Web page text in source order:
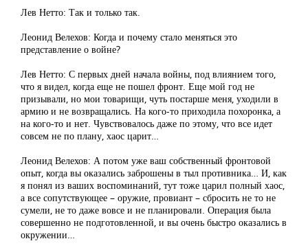
Лев Нетто: Так и только так.
Леонид Велехов: Когда и почему стало меняться это
представление о войне?
Лев Нетто: С первых дней начала войны, под влиянием того,
что я видел, когда еще не пошел фронт. Еще мой год не
призывали, но мои товарищи, чуть постарше меня, уходили в
армию и не возвращались. На кого-то приходила похоронка, а
на кого-то и нет. Чувствовалось даже по этому, что все идет
совсем не по плану, хаос царит…
Леонид Велехов: А потом уже ваш собственный фронтовой
опыт, когда вы оказались заброшены в тыл противника… И, как
я понял из ваших воспоминаний, тут тоже царил полный хаос,
а все сопутствующее – оружие, провиант – сбросить не то не
сумели, не то даже вовсе и не планировали. Операция была
совершенно не подготовленной, и вы очень быстро оказались в
окружении…